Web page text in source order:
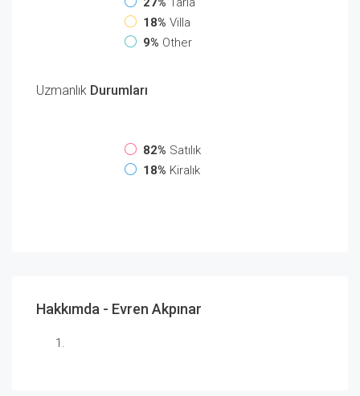
18% Villa
9% Other
Uzmanlık Durumları
82% Satılık
18% Kiralık
Hakkımda - Evren Akpınar